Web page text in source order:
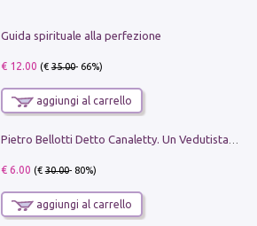
Guida spirituale alla perfezione
€ 12.00 (€35.00- 66%)
aggiungi al carrello
€ 6.00 (€30.00- 80%)
aggiungi al carrello